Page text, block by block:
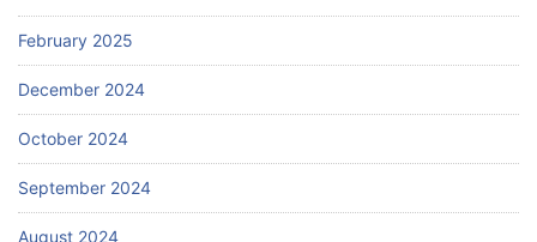
February 2025
December 2024
October 2024
September 2024
August 2024